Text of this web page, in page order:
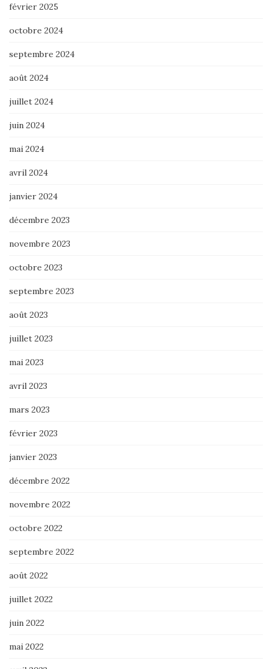
février 2025
octobre 2024
septembre 2024
août 2024
juillet 2024
juin 2024
mai 2024
avril 2024
janvier 2024
décembre 2023
novembre 2023
octobre 2023
septembre 2023
août 2023
juillet 2023
mai 2023
avril 2023
mars 2023
février 2023
janvier 2023
décembre 2022
novembre 2022
octobre 2022
septembre 2022
août 2022
juillet 2022
juin 2022
mai 2022